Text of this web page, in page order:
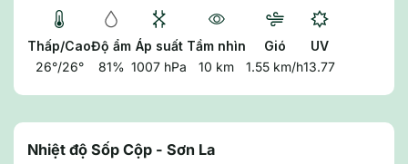
Thấp/Cao
26°/26°
Độ ẩm
81%
Áp suất
1007 hPa
Tầm nhìn
10 km
Gió
1.55 km/h
UV
13.77
Nhiệt độ Sốp Cộp - Sơn La